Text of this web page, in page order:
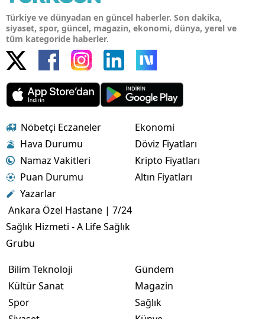
Türkiye ve dünyadan en güncel haberler. Son dakika,
siyaset, spor, güncel, magazin, ekonomi, dünya, yerel ve
tüm kategoride haberler.
Nöbetçi Eczaneler
Hava Durumu
Namaz Vakitleri
Puan Durumu
Yazarlar
Ankara Özel Hastane | 7/24
Sağlık Hizmeti - A Life Sağlık
Grubu
Ekonomi
Döviz Fiyatları
Kripto Fiyatları
Altın Fiyatları
Bilim Teknoloji
Kültür Sanat
Spor
Gündem
Magazin
Sağlık